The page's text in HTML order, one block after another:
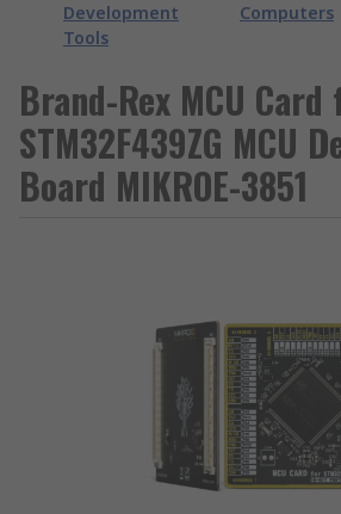
Development
Tools
Computers
Brand-Rex MCU Card
STM32F439ZG MCU
Board MIKROE-3851